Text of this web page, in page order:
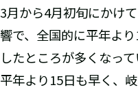
3月から4月初旬にかけ
響で、全国的に平年よ
したところが多くなっ
平年より15日も早く、